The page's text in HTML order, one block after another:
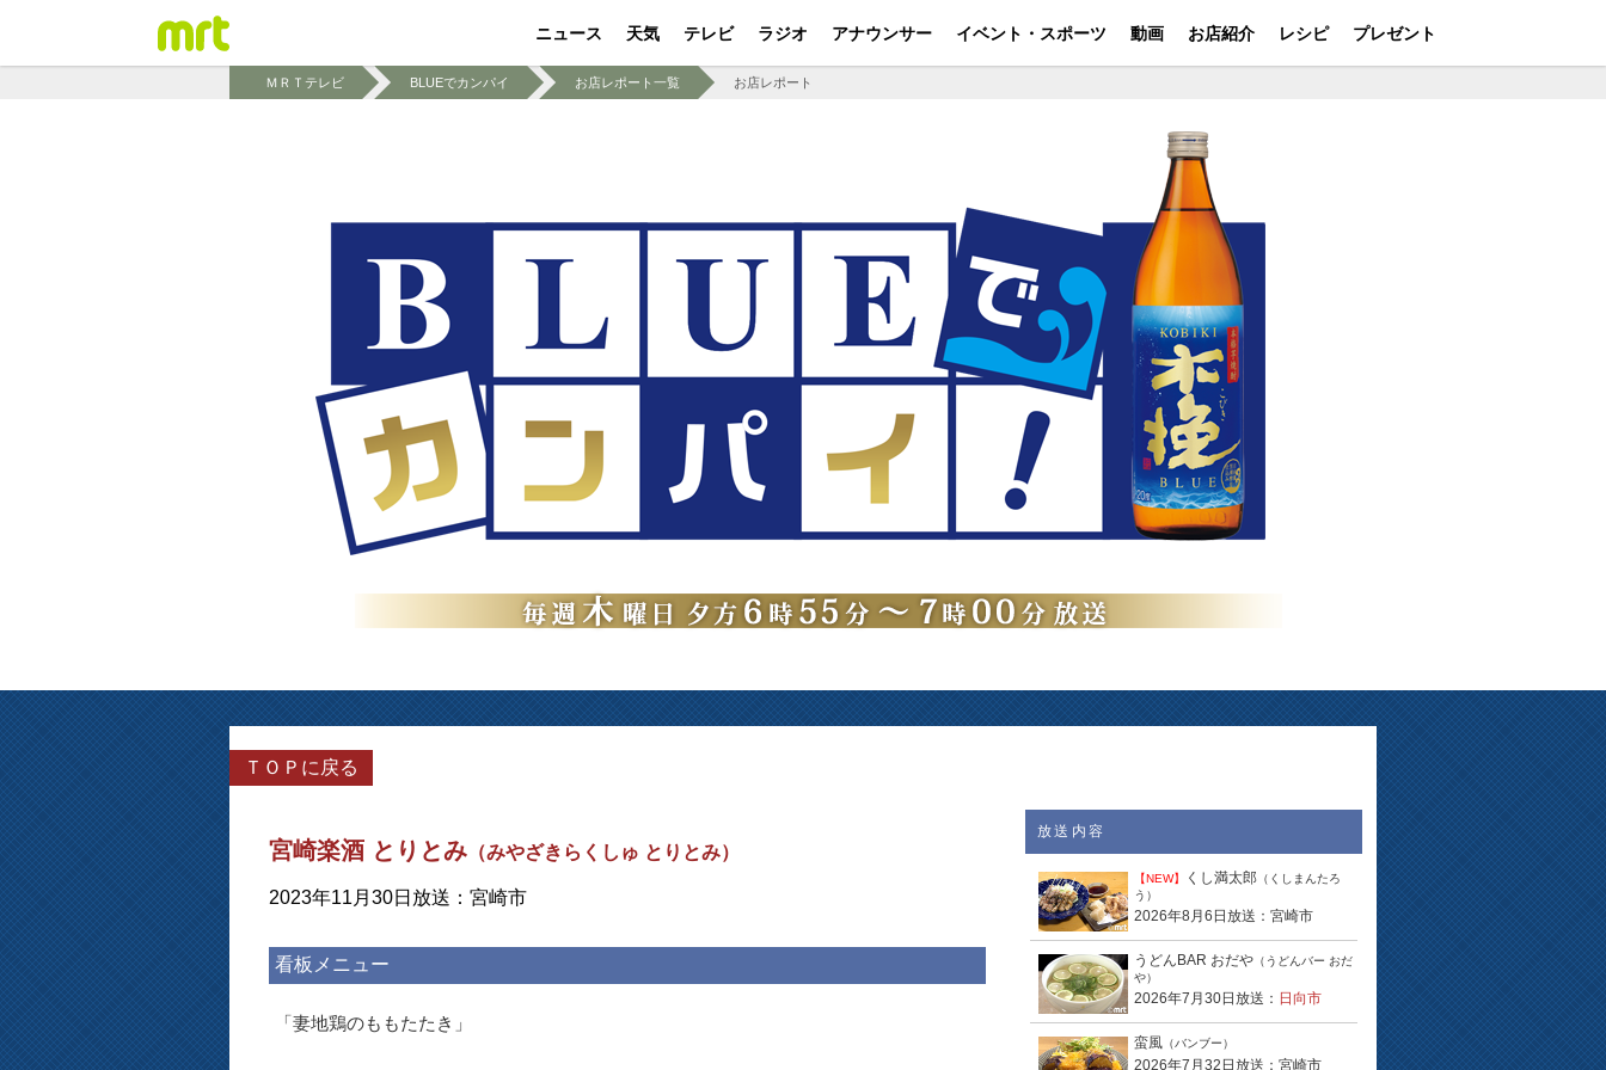
ニュース 天気 テレビ ラジオ アナウンサー イベント・スポーツ 動画 お店紹介 レシピ プレゼント
ＭＲＴテレビ BLUEでカンパイ お店レポート一覧 お店レポート
ＴＯＰに戻る
宮崎楽酒 とりとみ （みやざきらくしゅ とりとみ）
2023年11月30日放送：宮崎市
看板メニュー
「妻地鶏のももたたき」
放送内容
【NEW】 くし満太郎 （くしまんたろ
う）
2026年8月6日放送：宮崎市
うどんBAR おだや （うどんバー おだ
や）
2026年7月30日放送： 日向市
蛮風 （バンブー）
2026年7月32日放送：宮崎市